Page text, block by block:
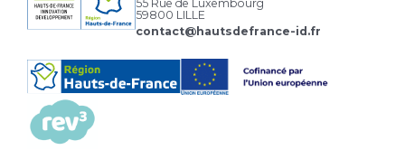
55 Rue de Luxembourg
59800 LILLE
contact@hautsdefrance-id.fr